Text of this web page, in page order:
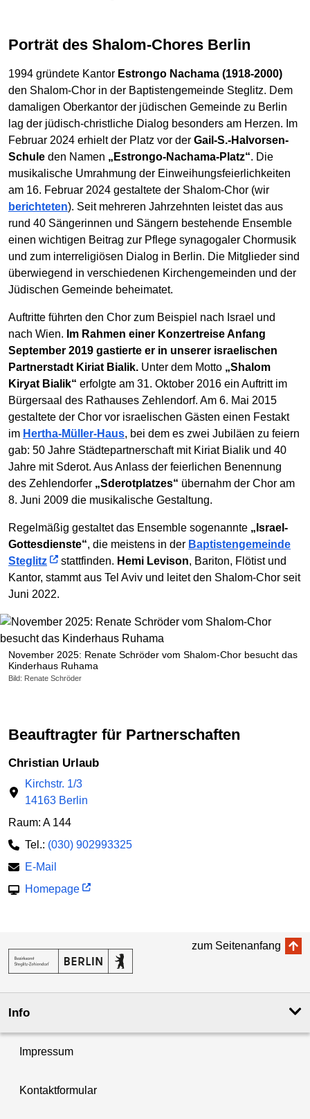
November 2025: Renate Schröder vom Shalom-Chor besucht das
Kinderhaus Ruhama
Bild: Renate Schröder
Porträt des Shalom-Chores Berlin
1994 gründete Kantor Estrongo Nachama (1918-2000)
den Shalom-Chor in der Baptistengemeinde Steglitz. Dem
damaligen Oberkantor der jüdischen Gemeinde zu Berlin
lag der jüdisch-christliche Dialog besonders am Herzen. Im
Februar 2024 erhielt der Platz vor der Gail-S.-Halvorsen-
Schule den Namen „Estrongo-Nachama-Platz“. Die
musikalische Umrahmung der Einweihungsfeierlichkeiten
am 16. Februar 2024 gestaltete der Shalom-Chor (wir
berichteten). Seit mehreren Jahrzehnten leistet das aus
rund 40 Sängerinnen und Sängern bestehende Ensemble
einen wichtigen Beitrag zur Pflege synagogaler Chormusik
und zum interreligiösen Dialog in Berlin. Die Mitglieder sind
überwiegend in verschiedenen Kirchengemeinden und der
Jüdischen Gemeinde beheimatet.
Auftritte führten den Chor zum Beispiel nach Israel und
nach Wien. Im Rahmen einer Konzertreise Anfang
September 2019 gastierte er in unserer israelischen
Partnerstadt Kiriat Bialik. Unter dem Motto „Shalom
Kiryat Bialik“ erfolgte am 31. Oktober 2016 ein Auftritt im
Bürgersaal des Rathauses Zehlendorf. Am 6. Mai 2015
gestaltete der Chor vor israelischen Gästen einen Festakt
im Hertha-Müller-Haus, bei dem es zwei Jubiläen zu feiern
gab: 50 Jahre Städtepartnerschaft mit Kiriat Bialik und 40
Jahre mit Sderot. Aus Anlass der feierlichen Benennung
des Zehlendorfer „Sderotplatzes“ übernahm der Chor am
8. Juni 2009 die musikalische Gestaltung.
Regelmäßig gestaltet das Ensemble sogenannte „Israel-
Gottesdienste“, die meistens in der Baptistengemeinde
Steglitz
stattfinden. Hemi Levison, Bariton, Flötist und
Kantor, stammt aus Tel Aviv und leitet den Shalom-Chor seit
Juni 2022.
Beauftragter für Partnerschaften
Christian Urlaub
Kirchstr. 1/3
14163 Berlin
Raum: A 144
Tel.: (030) 902993325
E-Mail
Homepage
zum Seitenanfang
Info
Impressum
Kontaktformular